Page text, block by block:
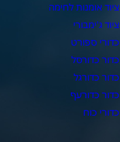
ציוד אומנות לחימה
ציוד ג'ימבורי
כדורי ספורט
כדור כדורסל
כדור כדורגל
כדור כדורעף
כדורי כוח